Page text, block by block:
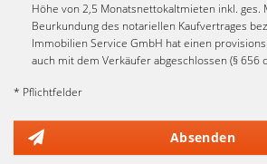
Höhe von 2,5 Monatsnettokaltmieten inkl. ges.
Beurkundung des notariellen Kaufvertrages
Immobilien Service GmbH hat einen
auch mit dem Verkäufer abgeschlossen (§ 656
* Pflichtfelder
Absenden